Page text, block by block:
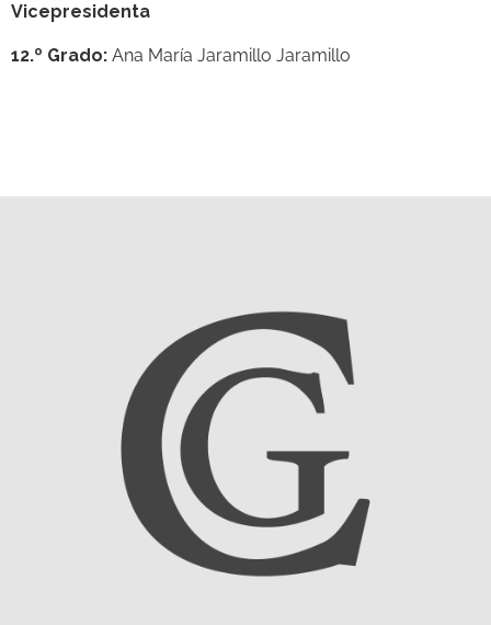
Vicepresidenta
12.º Grado: Ana María Jaramillo Jaramillo